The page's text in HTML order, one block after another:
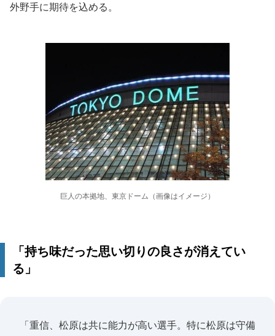
外野手に期待を込める。
巨人の本拠地、東京ドーム（画像はイメージ）
「持ち味だった思い切りの良さが消えてい
る」
「重信、松原は共に能力が高い選手。特に松原は守備